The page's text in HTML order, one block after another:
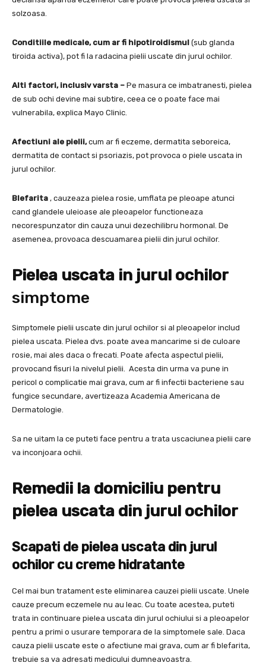
solzoasa.
Conditiile medicale, cum ar fi hipotiroidismul (sub glanda
tiroida activa), pot fi la radacina pielii uscate din jurul ochilor.
Alti factori, inclusiv varsta – Pe masura ce imbatranesti, pielea
de sub ochi devine mai subtire, ceea ce o poate face mai
vulnerabila, explica Mayo Clinic.
Afectiuni ale pielii,cum ar fi eczeme, dermatita seboreica,
dermatita de contact si psoriazis, pot provoca o piele uscata in
jurul ochilor.
Blefarita , cauzeaza pielea rosie, umflata pe pleoape atunci
cand glandele uleioase ale pleoapelor functioneaza
necorespunzator din cauza unui dezechilibru hormonal. De
asemenea, provoaca descuamarea pielii din jurul ochilor.
Pielea uscata in jurul ochilor
simptome
Simptomele pielii uscate din jurul ochilor si al pleoapelor includ
pielea uscata. Pielea dvs. poate avea mancarime si de culoare
rosie, mai ales daca o frecati. Poate afecta aspectul pielii,
provocand fisuri la nivelul pielii. Acesta din urma va pune in
pericol o complicatie mai grava, cum ar fi infectii bacteriene sau
fungice secundare, avertizeaza Academia Americana de
Dermatologie.
Sa ne uitam la ce puteti face pentru a trata uscaciunea pielii care
va inconjoara ochii.
Remedii la domiciliu pentru
pielea uscata din jurul ochilor
Scapati de pielea uscata din jurul
ochilor cu creme hidratante
Cel mai bun tratament este eliminarea cauzei pielii uscate. Unele
cauze precum eczemele nu au leac. Cu toate acestea, puteti
trata in continuare pielea uscata din jurul ochiului si a pleoapelor
pentru a primi o usurare temporara de la simptomele sale. Daca
cauza pielii uscate este o afectiune mai grava, cum ar fi blefarita,
trebuie sa va adresati medicului dumneavoastra.